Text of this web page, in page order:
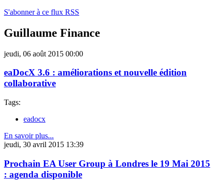
S'abonner à ce flux RSS
Guillaume Finance
jeudi, 06 août 2015 00:00
eaDocX 3.6 : améliorations et nouvelle édition
collaborative
Tags:
eadocx
En savoir plus...
jeudi, 30 avril 2015 13:39
Prochain EA User Group à Londres le 19 Mai 2015
: agenda disponible